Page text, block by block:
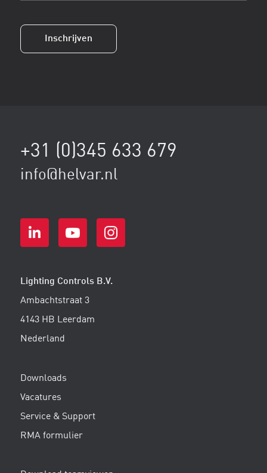
Inschrijven
+31 (0)345 633 679
info@helvar.nl
Lighting Controls B.V.
Ambachtstraat 3
4143 HB Leerdam
Nederland
Downloads
Vacatures
Service & Support
RMA formulier